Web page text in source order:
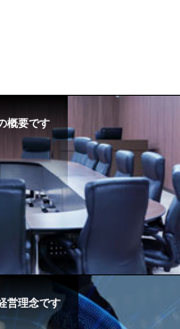
概要です
営理念です